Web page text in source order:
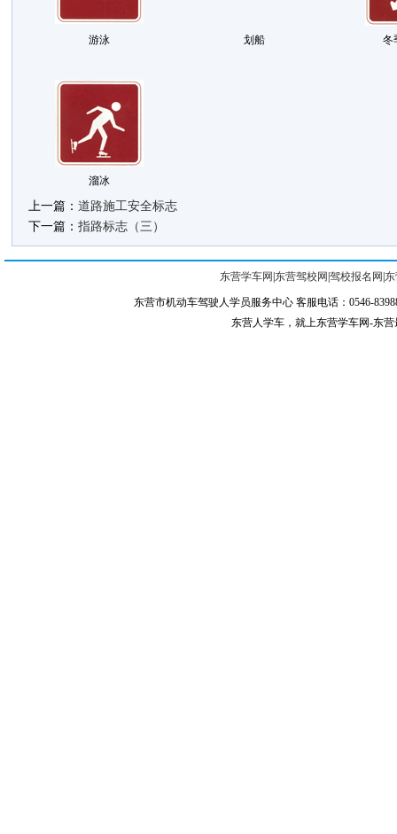
游泳 划船 冬
溜冰
上一篇： 道路施工安全标志
下一篇： 指路标志（三）
东营学车网 东营驾校网 驾校报名网
东营市机动车驾驶人学员服务中心 客服电话：0546-
东营人学车，就上东营学车网-东